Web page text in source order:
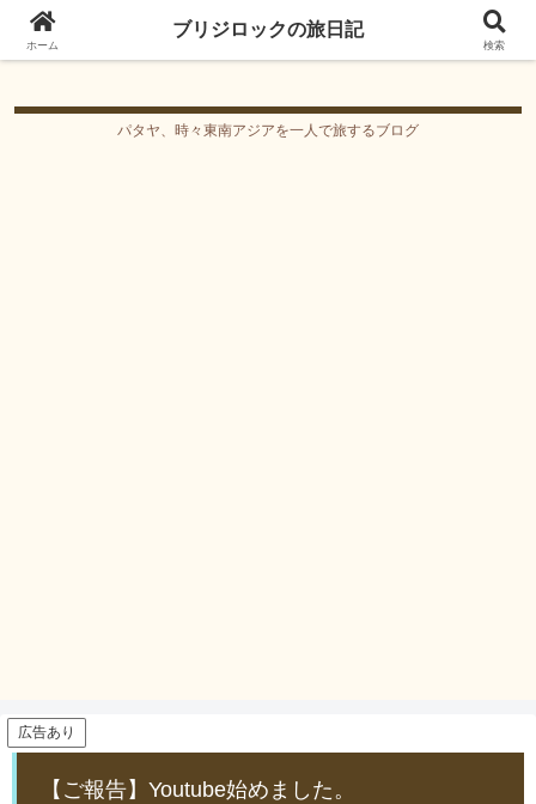
ブリジロックの旅日記
パタヤ、時々東南アジアを一人で旅するブログ
広告あり
【ご報告】Youtube始めました。
ホーム
ブリジロックの旅日記
検索